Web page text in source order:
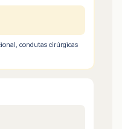
condutas cirúrgicas